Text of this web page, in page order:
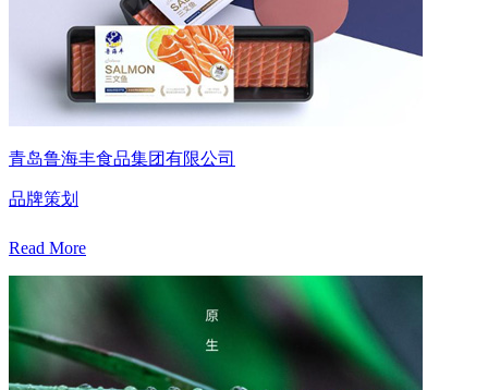
青岛鲁海丰食品集团有限公司
品牌策划
Read More